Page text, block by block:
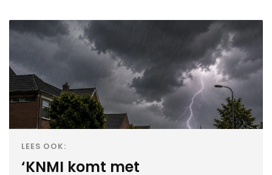
LEES OOK:
‘KNMI komt met